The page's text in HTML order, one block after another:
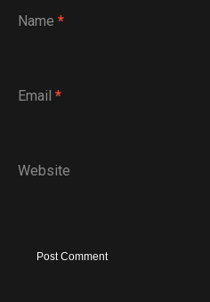
Name *
Email *
Website